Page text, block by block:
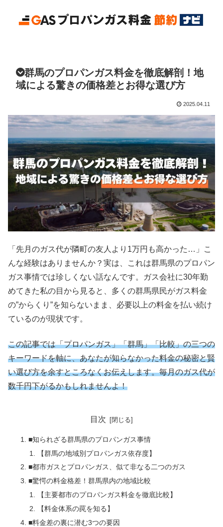
群馬のプロパンガス料金を徹底解剖！地
域による驚きの価格差とお得な選び方
2025.04.11
「先月のガス代が隣町の友人より1万円も高かった…」こ
んな経験はありませんか？実は、これは群馬県のプロパン
ガス事情では珍しくない話なんです。ガス会社に30年勤
めてきた私の目から見ると、多くの群馬県民がガス料金
の”からくり”を知らないまま、必要以上の料金を払い続け
ているのが現状です。
この記事では「プロパンガス」「群馬」「比較」の三つの
キーワードを軸に、あなたが知らなかった料金の秘密と賢
い選び方を余すところなくお伝えします。毎月のガス代が
数千円下がるかもしれませんよ！
目次
■知られざる群馬県のプロパンガス事情
【群馬の地域別プロパンガス依存度】
■都市ガスとプロパンガス、似て非なる二つのガス
■驚愕の料金格差！群馬県内の地域比較
【主要都市のプロパンガス料金を徹底比較】
【料金体系の罠を知る】
■料金差の裏に潜む3つの要因